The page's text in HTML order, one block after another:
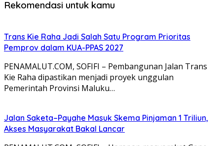
Rekomendasi untuk kamu
Trans Kie Raha Jadi Salah Satu Program Prioritas
Pemprov dalam KUA-PPAS 2027
PENAMALUT.COM, SOFIFI – Pembangunan Jalan Trans
Kie Raha dipastikan menjadi proyek unggulan
Pemerintah Provinsi Maluku…
Jalan Saketa–Payahe Masuk Skema Pinjaman 1 Triliun,
Akses Masyarakat Bakal Lancar